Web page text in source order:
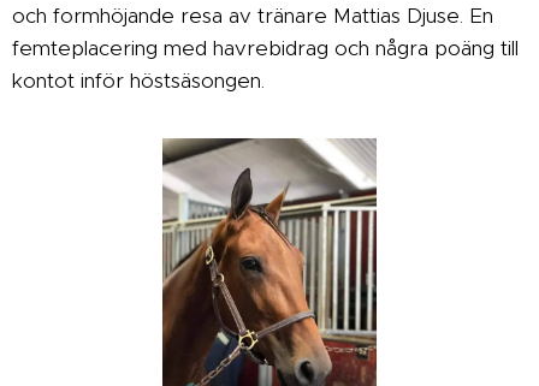
och formhöjande resa av tränare Mattias Djuse. En
femteplacering med havrebidrag och några poäng till
kontot inför höstsäsongen.